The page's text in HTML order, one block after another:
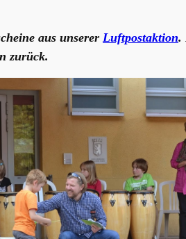
aus unserer Luftpostaktion.
zurück.